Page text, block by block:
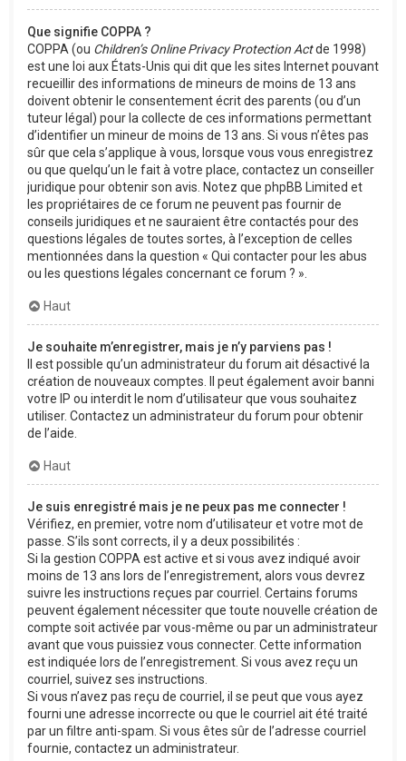
Que signifie COPPA ?
COPPA (ou Children’s Online Privacy Protection Actde 1998)
est une loi aux États-Unis qui dit que les sites Internet pouvant
recueillir des informations de mineurs de moins de 13 ans
doivent obtenir le consentement écrit des parents (ou d’un
tuteur légal) pour la collecte de ces informations permettant
d’identifier un mineur de moins de 13 ans. Si vous n’êtes pas
sûr que cela s’applique à vous, lorsque vous vous enregistrez
ou que quelqu’un le fait à votre place, contactez un conseiller
juridique pour obtenir son avis. Notez que phpBB Limited et
les propriétaires de ce forum ne peuvent pas fournir de
conseils juridiques et ne sauraient être contactés pour des
questions légales de toutes sortes, à l’exception de celles
mentionnées dans la question « Qui contacter pour les abus
ou les questions légales concernant ce forum ? ».
Haut
Je souhaite m’enregistrer, mais je n’y parviens pas !
Il est possible qu’un administrateur du forum ait désactivé la
création de nouveaux comptes. Il peut également avoir banni
votre IP ou interdit le nom d’utilisateur que vous souhaitez
utiliser. Contactez un administrateur du forum pour obtenir
de l’aide.
Haut
Je suis enregistré mais je ne peux pas me connecter !
Vérifiez, en premier, votre nom d’utilisateur et votre mot de
passe. S’ils sont corrects, il y a deux possibilités :
Si la gestion COPPA est active et si vous avez indiqué avoir
moins de 13 ans lors de l’enregistrement, alors vous devrez
suivre les instructions reçues par courriel. Certains forums
peuvent également nécessiter que toute nouvelle création de
compte soit activée par vous-même ou par un administrateur
avant que vous puissiez vous connecter. Cette information
est indiquée lors de l’enregistrement. Si vous avez reçu un
courriel, suivez ses instructions.
Si vous n’avez pas reçu de courriel, il se peut que vous ayez
fourni une adresse incorrecte ou que le courriel ait été traité
par un filtre anti-spam. Si vous êtes sûr de l’adresse courriel
fournie, contactez un administrateur.